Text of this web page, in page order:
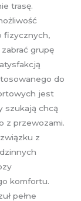
trasę.
fizycznych,
grupę
do
jest
szukają chcą
z przewozami.
z
komfortu.
pełne